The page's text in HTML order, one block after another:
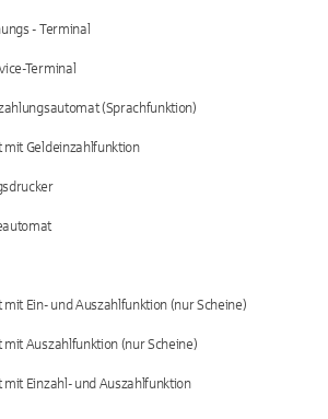
- Terminal
Terminal
(Sprachfunktion)
mit Geldeinzahlfunktion
Ein- und Auszahlfunktion (nur Scheine)
mit Auszahlfunktion (nur Scheine)
mit Einzahl- und Auszahlfunktion